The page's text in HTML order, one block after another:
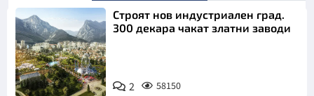
Строят нов индустриален град.
300 декара чакат златни заводи
2 58150